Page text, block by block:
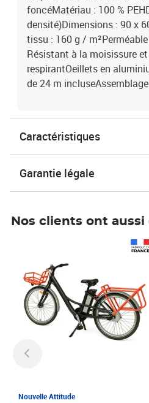
foncéMatériau : 100 %
densité)Dimensions : 90 x
tissu : 160 g /
Résistant à la moisissure et
respirantOeillets en
de 24 m
Caractéristiques
Garantie légale
Nos clients ont
Nouvelle Attitude